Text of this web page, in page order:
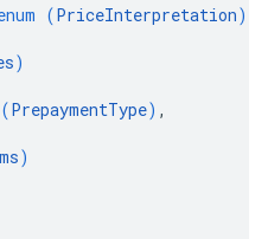
(PriceInterpretation)
)
PrepaymentType) ,
)